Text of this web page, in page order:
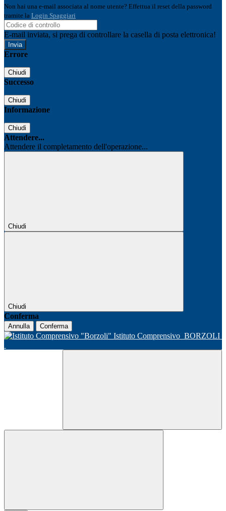
Non hai una e-mail associata al nome utente? Effettua il reset della password
tramite la Login Spaggiari
E-mail inviata, si prega di controllare la casella di posta elettronica!
Errore
Chiudi
Successo
Chiudi
Informazione
Chiudi
Attendere...
Attendere il completamento dell'operazione...
Chiudi
Chiudi
Conferma
Annulla Conferma
Istituto Comprensivo BORZOLI